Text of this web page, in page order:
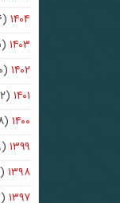
۱۴۰۴ (۱۶)
۱۴۰۳ (۲۵)
۱۴۰۲ (۶۰)
۱۴۰۱ (۲۲)
۱۴۰۰ (۵۸)
۱۳۹۹ (۹۹)
۱۳۹۸ (۸۸)
۱۳۹۷ (۱۰۹)